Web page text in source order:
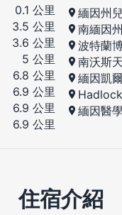
0.1 公里
3.5 公里
3.6 公里
5 公里
6.8 公里
6.9 公里
6.9 公里
6.9 公里
緬因州
南緬因
波特蘭
南沃斯
緬因凱
緬因醫
住宿介紹